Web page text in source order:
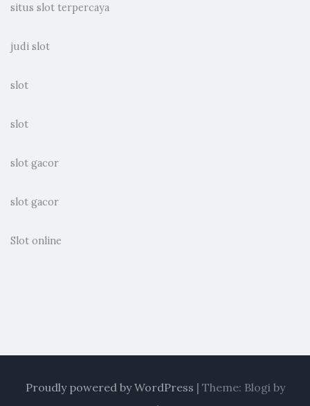
situs slot terpercaya
judi slot
slot
slot
slot gacor
slot gacor
Slot online
Proudly powered by WordPress | Theme: Blogi by